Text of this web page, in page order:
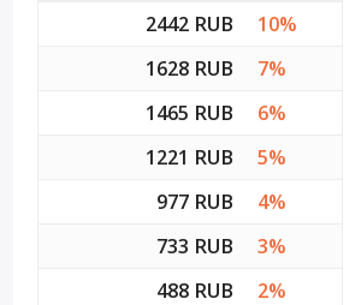
2442 RUB
10%
1628 RUB
7%
1465 RUB
6%
1221 RUB
5%
977 RUB
4%
733 RUB
3%
488 RUB
2%